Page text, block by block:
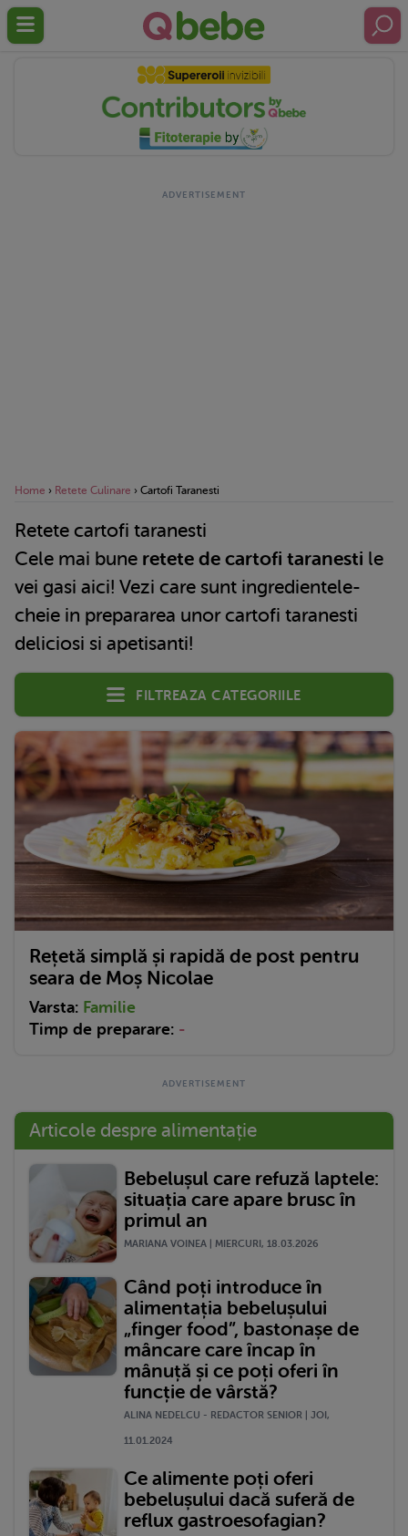
Home › Retete Culinare › Cartofi Taranesti
Retete cartofi taranesti
Cele mai bune retete de cartofi taranesti le
vei gasi aici! Vezi care sunt ingredientele-
cheie in prepararea unor cartofi taranesti
deliciosi si apetisanti!
Filtreaza categoriile
Rețetă simplă și rapidă de post pentru
seara de Moș Nicolae
Varsta: Familie
Timp de preparare: -
Articole despre alimentație
Bebelușul care refuză laptele:
situația care apare brusc în
primul an
MARIANA VOINEA | MIERCURI, 18.03.2026
Când poți introduce în
alimentația bebelușului
„finger food”, bastonașe de
mâncare care încap în
mânuță și ce poți oferi în
funcție de vârstă?
ALINA NEDELCU - REDACTOR SENIOR | JOI,
11.01.2024
Ce alimente poți oferi
bebelușului dacă suferă de
reflux gastroesofagian?